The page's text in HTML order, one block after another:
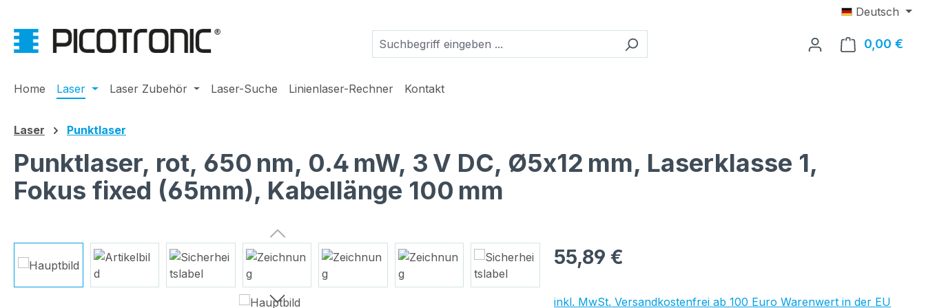
Deutsch
0,00 €
Home Laser Laser Zubehör Laser-Suche Linienlaser-Rechner Kontakt
Laser Punktlaser
Punktlaser, rot, 650 nm, 0.4 mW, 3 V DC, Ø5x12 mm, Laserklasse 1,
Fokus fixed (65mm), Kabellänge 100 mm
Bildergalerie überspringen Regulärer Preis:
55,89 €
inkl. MwSt. Versandkostenfrei ab 100 Euro Warenwert in der EU